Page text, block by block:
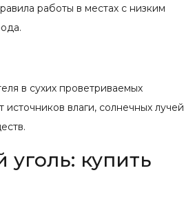
работы в местах с низким
в сухих проветриваемых
влаги, солнечных лучей
уголь: купить